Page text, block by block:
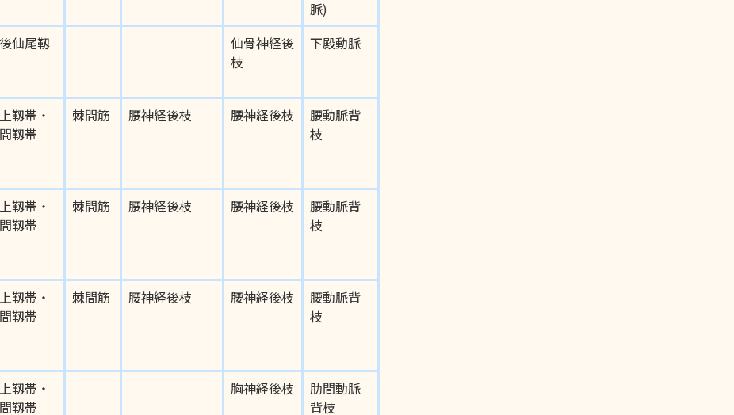
脈)
仙尾靱
仙骨神経後
枝
下殿動脈
靱帯・
靱帯
棘間筋 腰神経後枝 腰神経後枝
腰動脈背
枝
靱帯・
靱帯
棘間筋 腰神経後枝 腰神経後枝
腰動脈背
枝
靱帯・
靱帯
棘間筋 腰神経後枝 腰神経後枝
腰動脈背
枝
靱帯・
靱帯
胸神経後枝
肋間動脈
背枝